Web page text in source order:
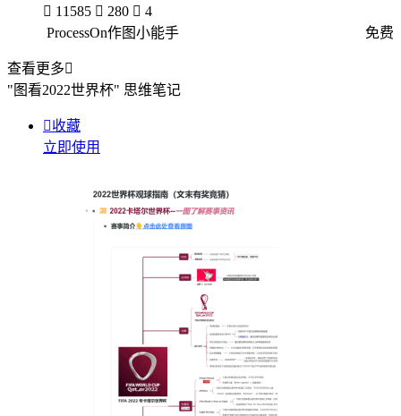
 11585  280  4
ProcessOn作图小能手
免费
查看更多
"图看2022世界杯" 思维笔记
收藏
立即使用